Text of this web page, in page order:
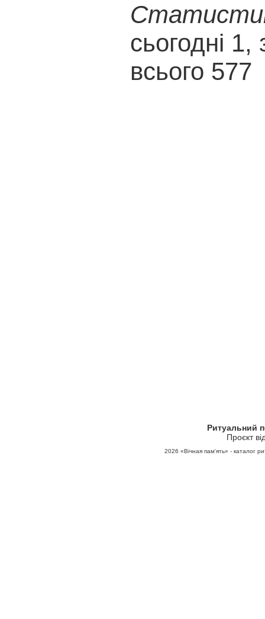
сьогодні 1,
всього 577
Ритуальний
Проєкт
2026 «Вічная пам'ять» - каталог